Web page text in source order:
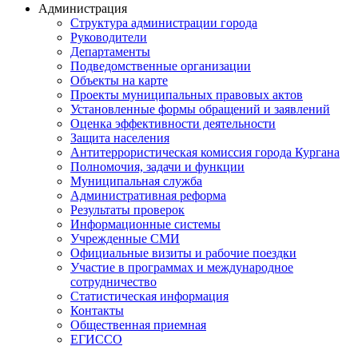
Администрация
Структура администрации города
Руководители
Департаменты
Подведомственные организации
Объекты на карте
Проекты муниципальных правовых актов
Установленные формы обращений и заявлений
Оценка эффективности деятельности
Защита населения
Антитеррористическая комиссия города Кургана
Полномочия, задачи и функции
Муниципальная служба
Административная реформа
Результаты проверок
Информационные системы
Учрежденные СМИ
Официальные визиты и рабочие поездки
Участие в программах и международное
сотрудничество
Статистическая информация
Контакты
Общественная приемная
ЕГИССО